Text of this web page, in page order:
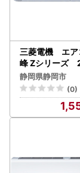
三菱電機 エ
峰 Zシリーズ
ル MSZ-
14畳用/200V/
イト) 【標準
】【配送不可
】
静岡県静岡市
(0)